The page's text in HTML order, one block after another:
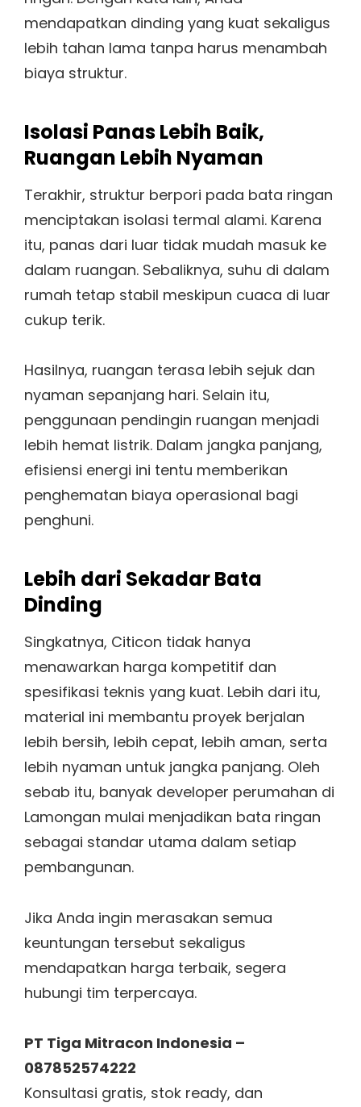
mendapatkan dinding yang kuat sekaligus
lebih tahan lama tanpa harus menambah
biaya struktur.
Isolasi Panas Lebih Baik,
Ruangan Lebih Nyaman
Terakhir, struktur berpori pada bata ringan
menciptakan isolasi termal alami. Karena
itu, panas dari luar tidak mudah masuk ke
dalam ruangan. Sebaliknya, suhu di dalam
rumah tetap stabil meskipun cuaca di luar
cukup terik.
Hasilnya, ruangan terasa lebih sejuk dan
nyaman sepanjang hari. Selain itu,
penggunaan pendingin ruangan menjadi
lebih hemat listrik. Dalam jangka panjang,
efisiensi energi ini tentu memberikan
penghematan biaya operasional bagi
penghuni.
Lebih dari Sekadar Bata
Dinding
Singkatnya, Citicon tidak hanya
menawarkan harga kompetitif dan
spesifikasi teknis yang kuat. Lebih dari itu,
material ini membantu proyek berjalan
lebih bersih, lebih cepat, lebih aman, serta
lebih nyaman untuk jangka panjang. Oleh
sebab itu, banyak developer perumahan di
Lamongan mulai menjadikan bata ringan
sebagai standar utama dalam setiap
pembangunan.
Jika Anda ingin merasakan semua
keuntungan tersebut sekaligus
mendapatkan harga terbaik, segera
hubungi tim terpercaya.
PT Tiga Mitracon Indonesia –
087852574222
Konsultasi gratis, stok ready, dan